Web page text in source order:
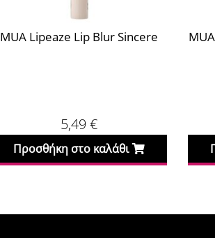
MUA Lipeaze Lip Blur Sincere
5,49€
Προσθήκη στο καλάθι